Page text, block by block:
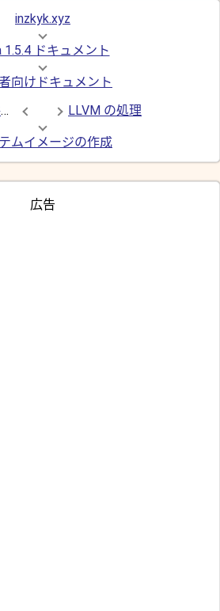
inzkyk.xyz
1.5.4 ドキュメント
向けドキュメント
isbits 型からなる型共用体の最適化
LLVM の処理
ムイメージの作成
広告